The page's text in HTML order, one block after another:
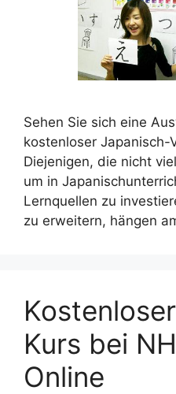
Sehen Sie sich eine
kostenloser Japanisch-
Diejenigen, die nicht
um in
Lernquellen zu
zu erweitern, hängen
Kurs bei
Online